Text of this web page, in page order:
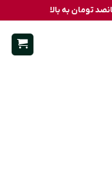
تومان به بالا